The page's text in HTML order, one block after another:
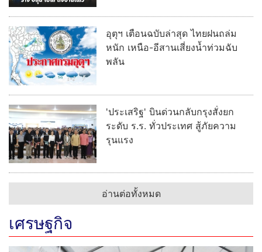
อุตุฯ เตือนฉบับล่าสุด ไทยฝนถล่ม
หนัก เหนือ-อีสานเสี่ยงน้ำท่วมฉับ
พลัน
'ประเสริฐ' บินด่วนกลับกรุงสั่งยก
ระดับ ร.ร. ทั่วประเทศ สู้ภัยความ
รุนแรง
อ่านต่อทั้งหมด
เศรษฐกิจ